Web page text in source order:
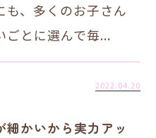
も、多くのお子さん
ごとに選んで毎...
2022.04.20
細かいから実力アッ